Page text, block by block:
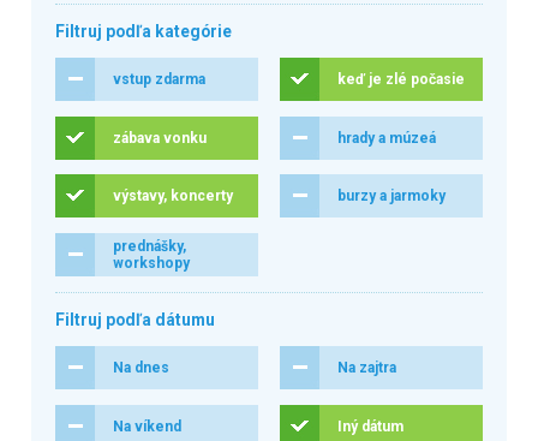
Filtruj podľa kategórie
vstup zdarma keď je zlé počasie
zábava vonku hrady a múzeá
výstavy, koncerty burzy a jarmoky
prednášky,
workshopy
Filtruj podľa dátumu
Na dnes Na zajtra
Na víkend Iný dátum